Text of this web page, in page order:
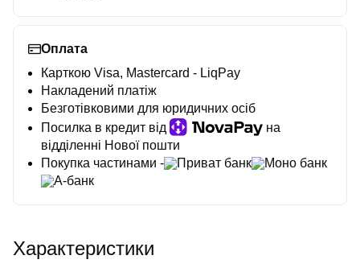
Оплата
Карткою Visa, Mastercard - LiqPay
Накладений платіж
Безготівковими для юридичних осіб
Посилка в кредит від
на
відділенні Нової пошти
Покупка частинами -
Приват банк
Моно банк
А-банк
Характеристики